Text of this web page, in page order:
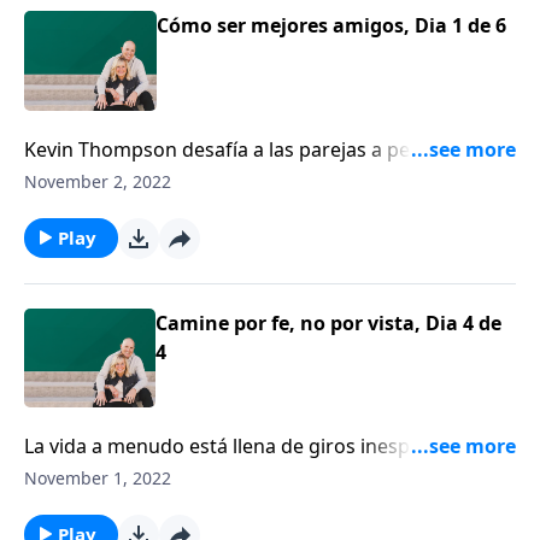
Cómo ser mejores amigos, Dia 1 de 6
Kevin Thompson desafía a las parejas a pensar en su
relación de acuerdo a tres categorías: amigos, socios
prácticas y divertidas en que una pareja puede
desarrollar su amistad.
November 2, 2022
Play
Camine por fe, no por vista, Dia 4 de
4
La vida a menudo está llena de giros inesperados.
Lacey Buchanan, autora de “A través de los ojos de la
desafíos que ella y su esposo han afrontado desde el
November 1, 2022
Play